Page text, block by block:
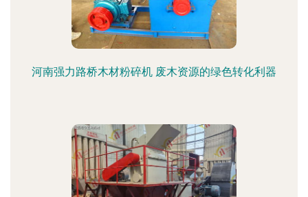
河南强力路桥木材粉碎机 废木资源的绿色转化利器